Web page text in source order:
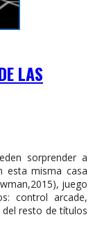
LAS
sorprender a
esta misma casa
juego
control arcade,
resto de títulos